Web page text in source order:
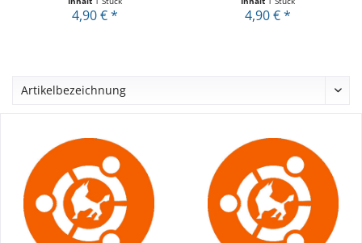
4,90 € * 4,90 € *